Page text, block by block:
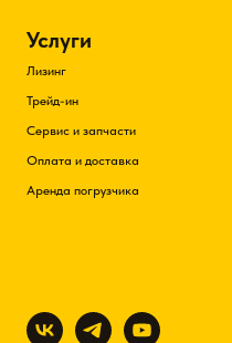
Услуги
Лизинг
Трейд-ин
Сервис и запчасти
Оплата и доставка
Аренда погрузчика